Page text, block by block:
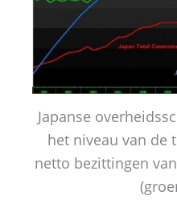
Japanse
het niveau van de
netto bezittingen